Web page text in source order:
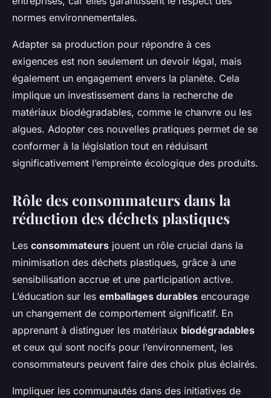
normes environnementales.
Adapter sa production pour répondre à ces
exigences est non seulement un devoir légal, mais
également un engagement envers la planète. Cela
implique un investissement dans la recherche de
matériaux biodégradables, comme le chanvre ou les
algues. Adopter ces nouvelles pratiques permet de se
conformer à la législation tout en réduisant
significativement l’empreinte écologique des produits.
Rôle des consommateurs dans la
réduction des déchets plastiques
Les consommateurs jouent un rôle crucial dans la
minimisation des déchets plastiques, grâce à une
sensibilisation accrue et une participation active.
L’éducation sur les emballages durables encourage
un changement de comportement significatif. En
apprenant à distinguer les matériaux biodégradables
et ceux qui sont nocifs pour l’environnement, les
consommateurs peuvent faire des choix plus éclairés.
Impliquer les communautés dans des initiatives de